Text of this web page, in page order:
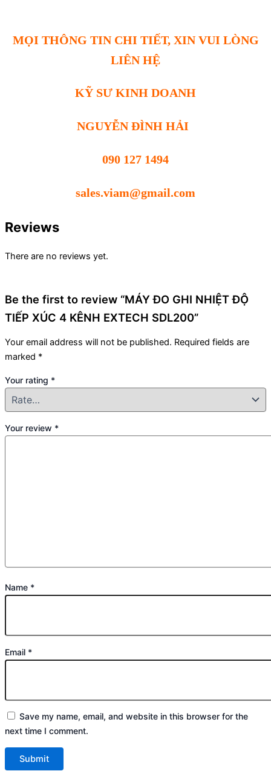
MỌI THÔNG TIN CHI TIẾT, XIN VUI LÒNG
LIÊN HỆ
KỸ SƯ KINH DOANH
NGUYỄN ĐÌNH HẢI
090 127 1494
sales.viam@gmail.com
Reviews
There are no reviews yet.
Be the first to review “MÁY ĐO GHI NHIỆT ĐỘ
TIẾP XÚC 4 KÊNH EXTECH SDL200”
Your email address will not be published. Required fields are
marked *
Your rating *
Your review *
Name *
Email *
Save my name, email, and website in this browser for the
next time I comment.